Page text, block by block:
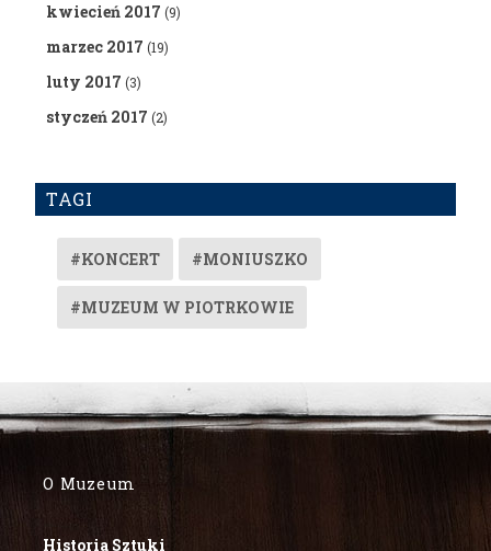
kwiecień 2017 (9)
marzec 2017 (19)
luty 2017 (3)
styczeń 2017 (2)
TAGI
#KONCERT #MONIUSZKO
#MUZEUM W PIOTRKOWIE
O Muzeum
Historia Sztuki